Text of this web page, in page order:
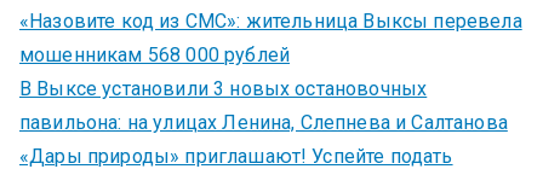
«Назовите код из СМС»: жительница Выксы перевела
мошенникам 568 000 рублей
В Выксе установили 3 новых остановочных
павильона: на улицах Ленина, Слепнева и Салтанова
«Дары природы» приглашают! Успейте подать